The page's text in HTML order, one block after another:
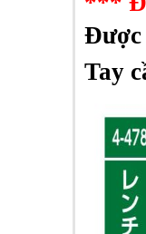
Được
Tay